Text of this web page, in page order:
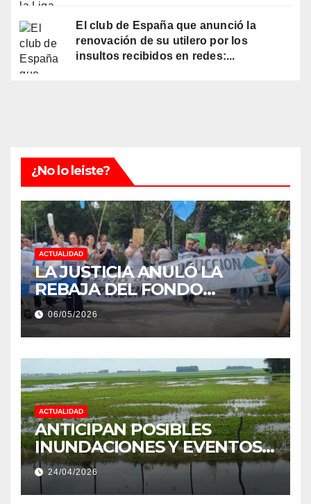
El club de España que anunció la
renovación de su utilero por los
insultos recibidos en redes:...
¿No lo leiste?
ACTUALIDAD
LA JUSTICIA ANULÓ LA
REBAJA DEL FONDO
ESTÍMULO A EMPLEADOS DE
PRODUCCIÓN DE LA
PROVINCIA DEL CHACO
06/05/2026
ACTUALIDAD
ANTICIPAN POSIBLES
INUNDACIONES Y EVENTOS
EXTREMOS: “PODRÍA SER UN
NIÑO MUY IMPORTANTE”
24/04/2026